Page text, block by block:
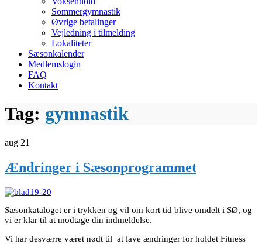
Sommergymnastik
Øvrige betalinger
Vejledning i tilmelding
Lokaliteter
Sæsonkalender
Medlemslogin
FAQ
Kontakt
Tag: gymnastik
aug 21
Ændringer i Sæsonprogrammet
Sæsonkataloget er i trykken og vil om kort tid blive omdelt i SØ, og
vi er klar til at modtage din indmeldelse.
Vi har desværre været nødt til at lave ændringer for holdet Fitness